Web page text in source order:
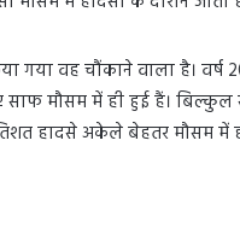
गया वह चौंकाने वाला है। वर्ष
मौसम में ही हुई हैं।
हादसे अकेले बेहतर मौसम में
भागते
आया
नजर,
देंखे
वीडियो…